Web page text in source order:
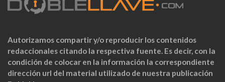
Autorizamos compartir y/o reproducir los contenidos
redaccionales citando la respectiva fuente. Es decir, con la
condición de colocar en la información la correspondiente
dirección url del material utilizado de nuestra publicación